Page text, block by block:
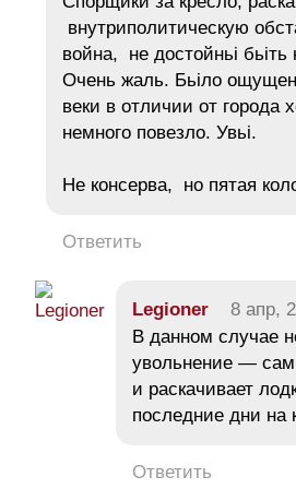
внутриполитическую
война, не достойньі бьіть
Очень жаль. Бьіло
веки в отличии от города
немного повезло. Увьі.
Не консерва, но пятая
Ответить
Legioner 8 апр,
В данном случае
увольнение —
и раскачивает
последние дни на
Ответить